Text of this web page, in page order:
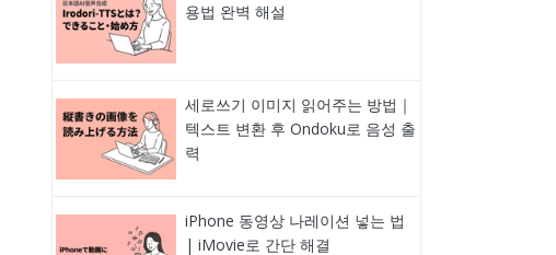
용법 완벽 해설
세로쓰기 이미지 읽어주는 방법｜
텍스트 변환 후 Ondoku로 음성 출
력
iPhone 동영상 나레이션 넣는 법
| iMovie로 간단 해결